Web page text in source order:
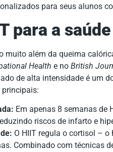
para seus alunos
para a
muito além da queima
Health e no British
de alta intensidade é um
principais:
Em apenas 8 semanas de
riscos de infarto e
O HIIT regula o cortisol –
Combinado com técnicas